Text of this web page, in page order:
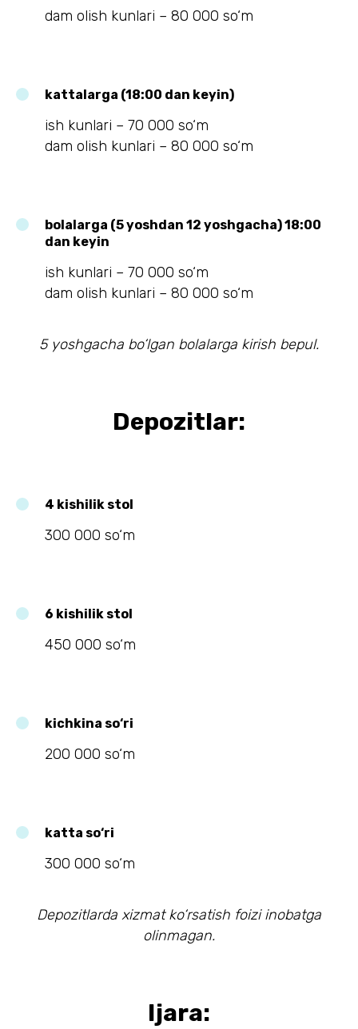
dam olish kunlari – 80 000 so‘m
kattalarga (18:00 dan keyin)
ish kunlari – 70 000 so‘m
dam olish kunlari – 80 000 so‘m
bolalarga (5 yoshdan 12 yoshgacha) 18:00
dan keyin
ish kunlari – 70 000 so‘m
dam olish kunlari – 80 000 so‘m
5 yoshgacha bo‘lgan bolalarga kirish bepul.
Depozitlar:
4 kishilik stol
300 000 so‘m
6 kishilik stol
450 000 so‘m
kichkina so‘ri
200 000 so‘m
katta so‘ri
300 000 so‘m
Depozitlarda xizmat ko‘rsatish foizi inobatga
olinmagan.
Ijara: